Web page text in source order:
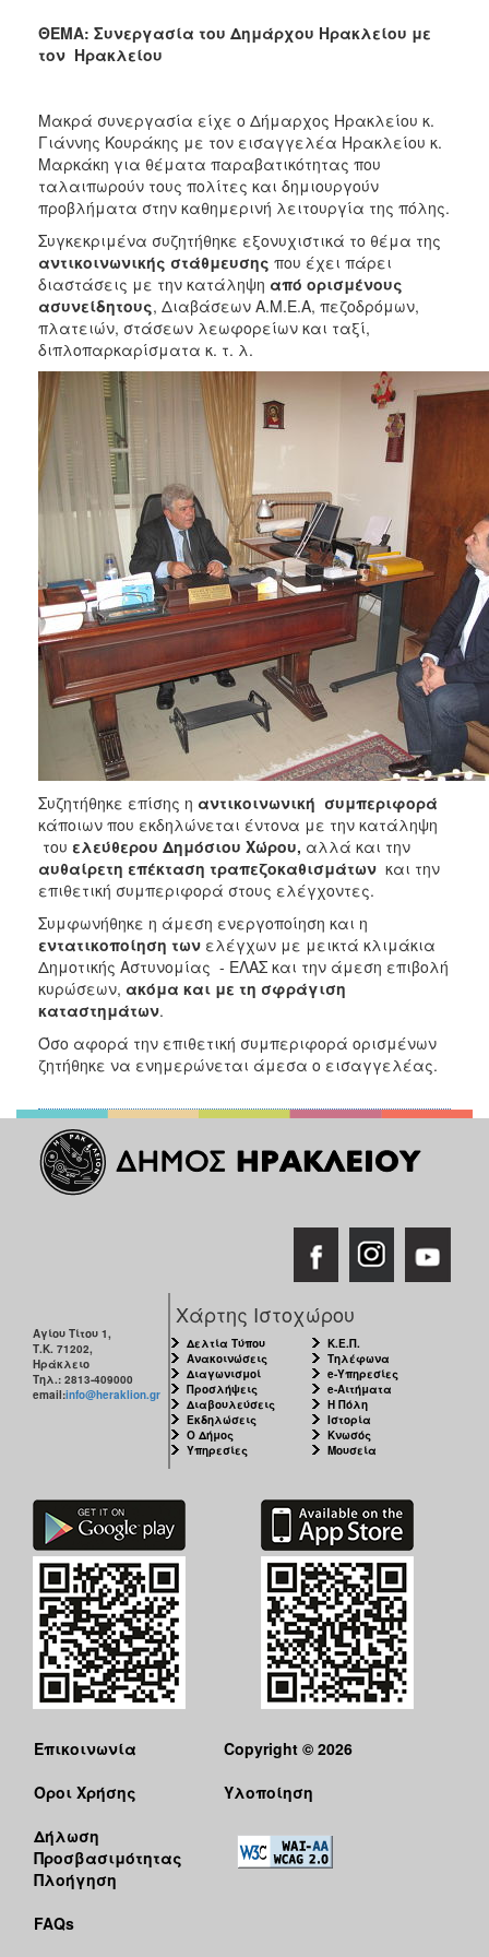
2017
2016
2013
2012
2011
2006
ΤΟΠΟΣ
ΠΟΛΙΤΙΣΜΟΣ
ΑΝΘΕΚΤΙΚΗ
ΠΟΛΗ
ΘΕΜΑ: Συνεργασία του Δημάρχου Ηρακλείου με
τον Ηρακλείου
Μακρά συνεργασία είχε ο Δήμαρχος Ηρακλείου κ.
Γιάννης Κουράκης με τον εισαγγελέα Ηρακλείου κ.
Μαρκάκη για θέματα παραβατικότητας που
ταλαιπωρούν τους πολίτες και δημιουργούν
προβλήματα στην καθημερινή λειτουργία της πόλης.
Συγκεκριμένα συζητήθηκε εξονυχιστικά το θέμα της
αντικοινωνικής στάθμευσης που έχει πάρει
διαστάσεις με την κατάληψη από ορισμένους
ασυνείδητους, Διαβάσεων Α.Μ.Ε.Α, πεζοδρόμων,
πλατειών, στάσεων λεωφορείων και ταξί,
διπλοπαρκαρίσματα κ. τ. λ.
Συζητήθηκε επίσης η αντικοινωνική συμπεριφορά
κάποιων που εκδηλώνεται έντονα με την κατάληψη
του ελεύθερου Δημόσιου Χώρου, αλλά και την
αυθαίρετη επέκταση τραπεζοκαθισμάτων και την
επιθετική συμπεριφορά στους ελέγχοντες.
Συμφωνήθηκε η άμεση ενεργοποίηση και η
εντατικοποίηση των ελέγχων με μεικτά κλιμάκια
Δημοτικής Αστυνομίας - ΕΛΑΣ και την άμεση επιβολή
κυρώσεων, ακόμα και με τη σφράγιση
καταστημάτων.
Όσο αφορά την επιθετική συμπεριφορά ορισμένων
ζητήθηκε να ενημερώνεται άμεσα o εισαγγελέας.
Αγίου Τίτου 1,
Τ.Κ. 71202,
Ηράκλειο
Τηλ.: 2813-409000
email:info@heraklion.gr
Χάρτης Ιστοχώρου
Δελτία Τύπου
Ανακοινώσεις
Διαγωνισμοί
Προσλήψεις
Διαβουλεύσεις
Εκδηλώσεις
Ο Δήμος
Υπηρεσίες
Κ.Ε.Π.
Τηλέφωνα
e-Υπηρεσίες
e-Αιτήματα
Η Πόλη
Ιστορία
Κνωσός
Μουσεία
Επικοινωνία
Όροι Χρήσης
Δήλωση
Προσβασιμότητας
Πλοήγηση
FAQs
Copyright © 2026
Υλοποίηση